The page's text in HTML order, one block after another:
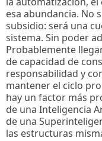
esa abundancia. No
subsidio: será una
sistema. Sin poder
Probablemente
de capacidad de
responsabilidad y
mantener el ciclo
hay un factor más
de una Inteligencia
de una
las estructuras